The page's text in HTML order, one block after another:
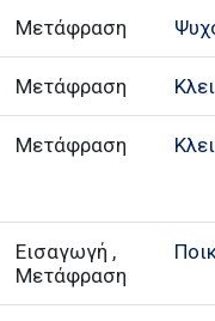
Μετάφραση
Μετάφραση
Μετάφραση
Εισαγωγή ,
Μετάφραση